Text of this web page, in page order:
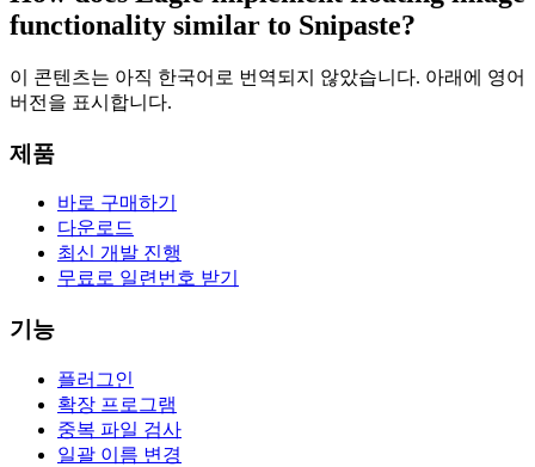
functionality similar to Snipaste?
이 콘텐츠는 아직 한국어로 번역되지 않았습니다. 아래에 영어
버전을 표시합니다.
제품
바로 구매하기
다운로드
최신 개발 진행
무료로 일련번호 받기
기능
플러그인
확장 프로그램
중복 파일 검사
일괄 이름 변경